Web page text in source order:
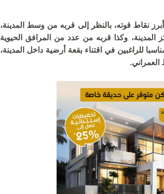
نقاط قوته، بالنظر إلى قربه من وسط المدينة،
عن مركز المدينة، وكذا قربه من عدد من المرافق الحيوية
للراغبين في اقتناء بقعة أرضية داخل المدينة،
أشهر الطائفات العيساوية، دنيا باطما